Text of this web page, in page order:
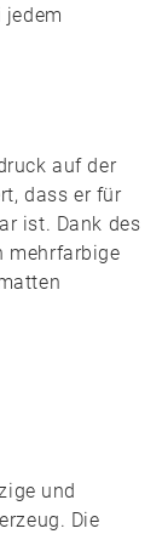
auf der
dass er für
ist. Dank des
mehrfarbige
und
Die